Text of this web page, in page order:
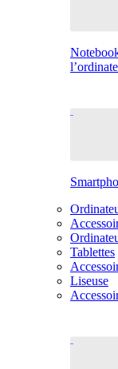
Tablettes
Liseuse